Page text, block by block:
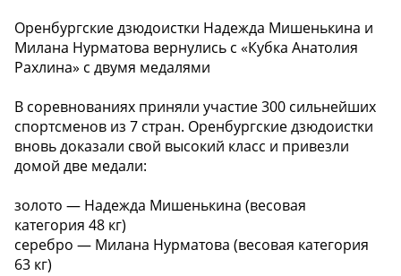
Оренбургские дзюдоистки Надежда Мишенькина и
Милана Нурматова вернулись с «Кубка Анатолия
Рахлина» с двумя медалями
В соревнованиях приняли участие 300 сильнейших
спортсменов из 7 стран. Оренбургские дзюдоистки
вновь доказали свой высокий класс и привезли
домой две медали:
золото — Надежда Мишенькина (весовая
категория 48 кг)
серебро — Милана Нурматова (весовая категория
63 кг)